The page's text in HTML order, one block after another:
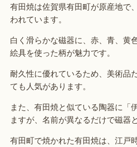
有田焼は佐賀県有田町が原産地で
われています。
白く滑らかな磁器に、赤、青、黄
絵具を使った柄が魅力です。
耐久性に優れているため、美術品
ても人気があります。
また、有田焼と似ている陶器に「
ますが、名前が異なるだけで磁器
有田町で焼かれた有田焼は、江戸